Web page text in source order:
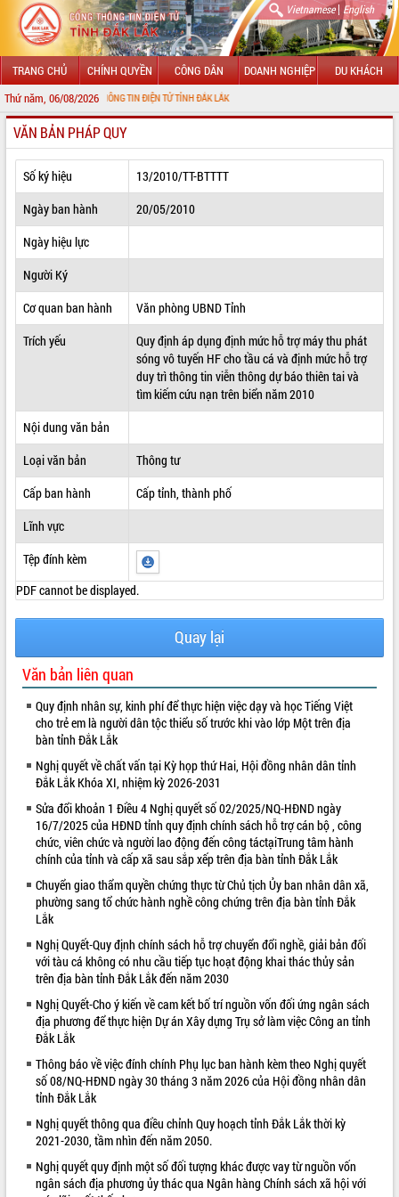
Vietnamese| English
TRANG CHỦ CHÍNH QUYỀN CÔNG DÂN DOANH NGHIỆP DU KHÁCH
Thứ năm, 06/08/2026
CỔNG THÔNG TIN ĐIỆN TỬ TỈNH ĐẮK LẮK
GIỚI THIỆU
LÃNH ĐẠO UBND TỈNH
TIN TỨC SỰ KIỆN
SỞ, BAN, NGÀNH
UBND CÁC XÃ, PHƯỜNG
THÔNG TIN CHỈ ĐẠO ĐIỀU HÀNH
HỆ THỐNG VĂN BẢN
ĐIỂM TIN VĂN BẢN
QUY HOẠCH - KẾ HOẠCH
VIDEO
Bí thư Tỉnh ủy Lương Nguyễn Minh
Triết thăm, tặng quà người có công với
cách mạng
Rà soát, hoàn thiện hệ thống thiết chế
văn hóa, thể thao đáp ứng yêu cầu
phát triển mới
Thường trực HĐND tỉnh Đắk Lắk gặp
mặt Đoàn chuyên gia y tế TP. Hồ Chí
Minh
Lễ truy điệu và an táng hài cốt liệt sĩ
tại Nghĩa trang Liệt sĩ xã Sơn Hòa
ALBUM ẢNH
VĂN BẢN PHÁP QUY
Số ký hiệu
13/2010/TT-BTTTT
Ngày ban hành
20/05/2010
Ngày hiệu lực
Người Ký
Cơ quan ban hành
Văn phòng UBND Tỉnh
Trích yếu
Quy định áp dụng định mức hỗ trợ máy thu phát
sóng vô tuyến HF cho tầu cá và định mức hỗ trợ
duy trì thông tin viễn thông dự báo thiên tai và
tìm kiếm cứu nạn trên biển năm 2010
Nội dung văn bản
Loại văn bản
Thông tư
Cấp ban hành
Cấp tỉnh, thành phố
Lĩnh vực
Tệp đính kèm
PDF cannot be displayed.
Quay lại
Văn bản liên quan
Quy định nhân sự, kinh phí để thực hiện việc dạy và học Tiếng Việt
cho trẻ em là người dân tộc thiểu số trước khi vào lớp Một trên địa
bàn tỉnh Đắk Lắk
Nghị quyết về chất vấn tại Kỳ họp thứ Hai, Hội đồng nhân dân tỉnh
Đắk Lắk Khóa XI, nhiệm kỳ 2026-2031
Sửa đổi khoản 1 Điều 4 Nghị quyết số 02/2025/NQ-HĐND ngày
16/7/2025 của HĐND tỉnh quy định chính sách hỗ trợ cán bộ , công
chức, viên chức và người lao động đến công táctạiTrung tâm hành
chính của tỉnh và cấp xã sau sắp xếp trên địa bàn tỉnh Đắk Lắk
Chuyển giao thẩm quyền chứng thực từ Chủ tịch Ủy ban nhân dân xã,
phường sang tổ chức hành nghề công chứng trên địa bàn tỉnh Đắk
Lắk
Nghị Quyết-Quy định chính sách hỗ trợ chuyển đổi nghề, giải bản đối
với tàu cá không có nhu cầu tiếp tục hoạt động khai thác thủy sản
trên địa bàn tỉnh Đắk Lắk đến năm 2030
Nghị Quyết-Cho ý kiến về cam kết bố trí nguồn vốn đối ứng ngân sách
địa phương để thực hiện Dự án Xây dựng Trụ sở làm việc Công an tỉnh
Đắk Lắk
Thông báo về việc đính chính Phụ lục ban hành kèm theo Nghị quyết
số 08/NQ-HĐND ngày 30 tháng 3 năm 2026 của Hội đồng nhân dân
tỉnh Đắk Lắk
Nghị quyết thông qua điều chỉnh Quy hoạch tỉnh Đắk Lắk thời kỳ
2021-2030, tầm nhìn đến năm 2050.
Nghị quyết quy định một số đối tượng khác được vay từ nguồn vốn
ngân sách địa phương ủy thác qua Ngân hàng Chính sách xã hội với